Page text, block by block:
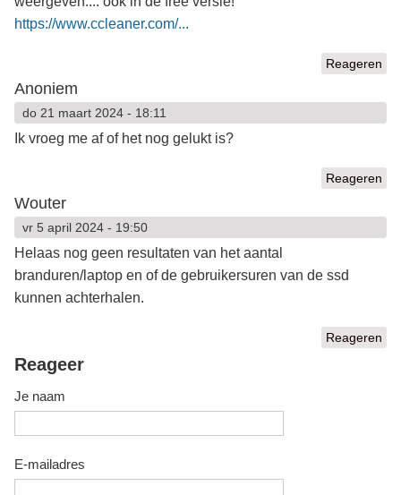
https://www.ccleaner.com/...
Reageren
Anoniem
do 21 maart 2024 - 18:11
Ik vroeg me af of het nog gelukt is?
Reageren
Wouter
vr 5 april 2024 - 19:50
Helaas nog geen resultaten van het aantal
branduren/laptop en of de gebruikersuren van de ssd
kunnen achterhalen.
Reageren
Reageer
Je naam
E-mailadres